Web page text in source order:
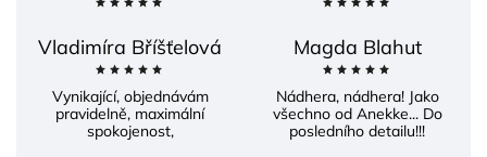
Vladimíra Bříšťelová
Vynikající, objednávám
pravidelně, maximální
spokojenost,
Magda Blahut
Nádhera, nádhera! Jako
všechno od Anekke... Do
posledního detailu!!!